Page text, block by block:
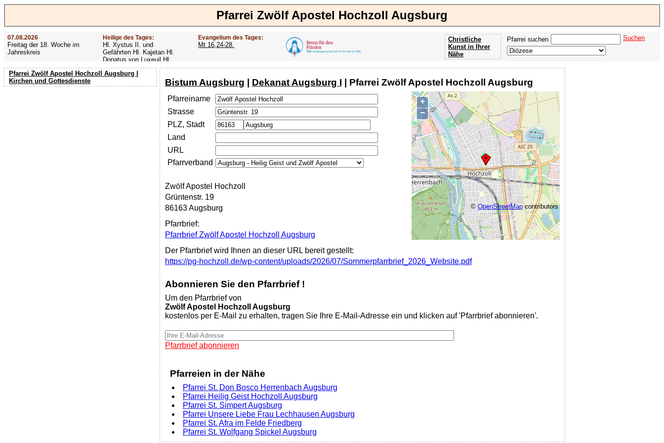
Pfarrei Zwölf Apostel Hochzoll Augsburg
07.08.2026
Freitag der 18. Woche im
Jahreskreis
Heilige des Tages:
Hl. Xystus II. und
Gefährten Hl. Kajetan Hl.
Donatus von Luxeuil Hl.
Afra
Evangelium des Tages:
Mt 16,24-28.
Pfarrei suchen Suchen
Christliche
Kunst in Ihrer
Nähe
Pfarrei Zwölf Apostel Hochzoll Augsburg |
Kirchen und Gottesdienste
Bistum Augsburg | Dekanat Augsburg I | Pfarrei Zwölf Apostel Hochzoll Augsburg
+
−
©OpenStreetMapcontributors
Pfarreiname
Strasse
PLZ, Stadt
Land
URL
Pfarrverband
Zwölf Apostel Hochzoll
Grüntenstr. 19
86163 Augsburg
Pfarrbrief:
Pfarrbrief Zwölf Apostel Hochzoll Augsburg
Der Pfarrbrief wird Ihnen an dieser URL bereit gestellt:
https://pg-hochzoll.de/wp-content/uploads/2026/07/Sommerpfarrbrief_2026_Website.pdf
Abonnieren Sie den Pfarrbrief !
Um den Pfarrbrief von
Zwölf Apostel Hochzoll Augsburg
kostenlos per E-Mail zu erhalten, tragen Sie Ihre E-Mail-Adresse ein und klicken auf 'Pfarrbrief abonnieren'.
Pfarrbrief abonnieren
Pfarreien in der Nähe
Pfarrei St. Don Bosco Herrenbach Augsburg
Pfarrei Heilig Geist Hochzoll Augsburg
Pfarrei St. Simpert Augsburg
Pfarrei Unsere Liebe Frau Lechhausen Augsburg
Pfarrei St. Afra im Felde Friedberg
Pfarrei St. Wolfgang Spickel Augsburg